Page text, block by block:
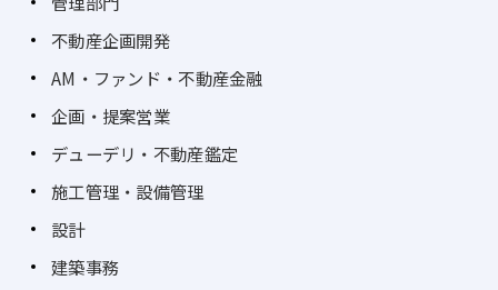
不動産企画開発
AM・ファンド・不動産金融
企画・提案営業
デューデリ・不動産鑑定
施工管理・設備管理
設計
建築事務